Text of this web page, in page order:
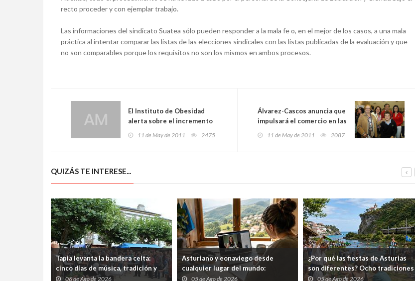
recto proceder y con ejemplar trabajo.
Las informaciones del sindicato Suatea sólo pueden responder a la mala fe o, en el mejor de los casos, a una mala
práctica al intentar comparar las listas de las elecciones sindicales con las listas publicadas de la evaluación y que
no son comparables porque los requisitos no son los mismos en ambos procesos.
El Instituto de Obesidad
alerta sobre el incremento
de la obesidad mórbida
11 de May de 2011 2475
Álvarez-Cascos anuncia que
impulsará el comercio en las
zonas rurales.
11 de May de 2011 2087
QUIZÁS TE INTERESE...
Tapia levanta la bandera celta:
cinco días de música, tradición y
cultura atlántica frente al
06 de Ago de 2026
Asturiano y eonaviego desde
cualquier lugar del mundo:
abiertos tres cursos gratuitos por
05 de Ago de 2026
¿Por qué las fiestas de Asturias
son diferentes? Ocho tradiciones
que convierten agosto en una
05 de Ago de 2026